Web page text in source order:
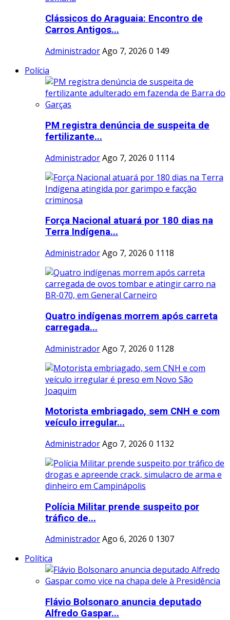
Clássicos do Araguaia: Encontro de
Carros Antigos...
AdministradorAgo 7, 2026 0 149
Polícia
PM registra denúncia de suspeita de
fertilizante...
AdministradorAgo 7, 2026 0 1114
Força Nacional atuará por 180 dias na
Terra Indígena...
AdministradorAgo 7, 2026 0 1118
Quatro indígenas morrem após carreta
carregada...
AdministradorAgo 7, 2026 0 1128
Motorista embriagado, sem CNH e com
veículo irregular...
AdministradorAgo 7, 2026 0 1132
Polícia Militar prende suspeito por
tráfico de...
AdministradorAgo 6, 2026 0 1307
Política
Flávio Bolsonaro anuncia deputado
Alfredo Gaspar...